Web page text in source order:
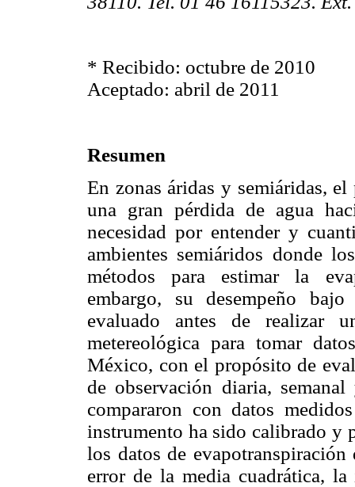
* Recibido: octubre de 2010
Aceptado: abril de 2011
Resumen
En zonas áridas y semiáridas,
una gran pérdida de agua
necesidad por entender y
ambientes semiáridos donde
métodos para estimar la
embargo, su desempeño
evaluado antes de realizar
metereológica para tomar
México, con el propósito de
de observación diaria,
compararon con datos
instrumento ha sido calibrado y
los datos de
error de la media cuadrática,